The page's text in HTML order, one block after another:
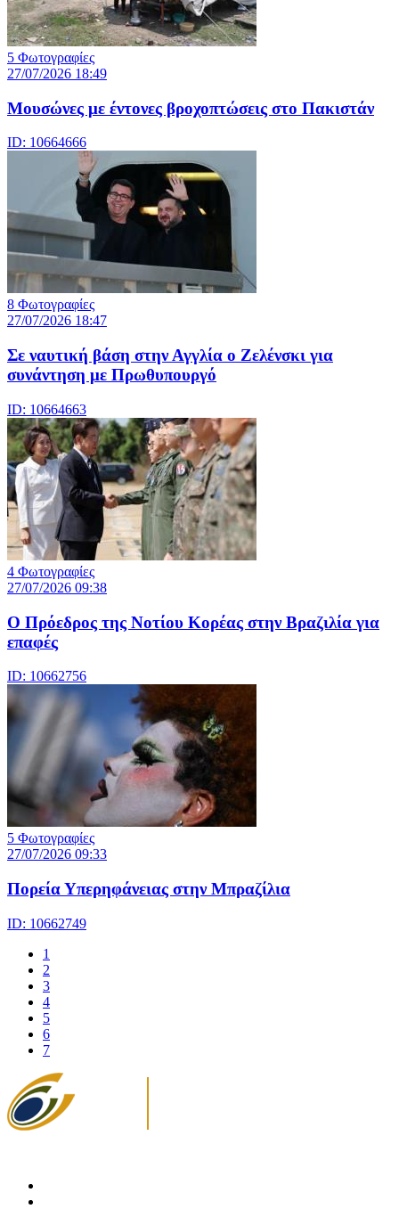
5 Φωτογραφίες
27/07/2026 18:49
Μουσώνες με έντονες βροχοπτώσεις στο Πακιστάν
ID: 10664666
8 Φωτογραφίες
27/07/2026 18:47
Σε ναυτική βάση στην Αγγλία ο Ζελένσκι για
συνάντηση με Πρωθυπουργό
ID: 10664663
4 Φωτογραφίες
27/07/2026 09:38
Ο Πρόεδρος της Νοτίου Κορέας στην Βραζιλία για
επαφές
ID: 10662756
5 Φωτογραφίες
27/07/2026 09:33
Πορεία Υπερηφάνειας στην Μπραζίλια
ID: 10662749
1
2
3
4
5
6
7